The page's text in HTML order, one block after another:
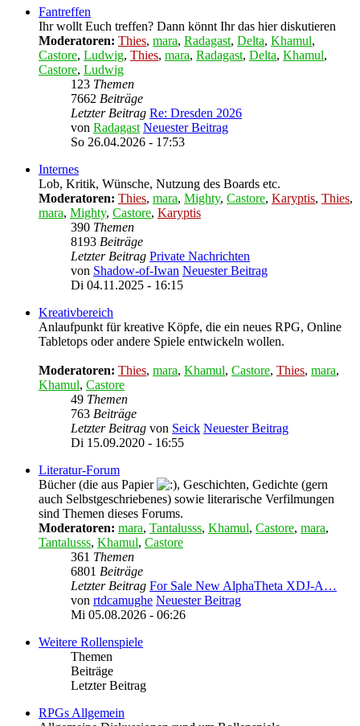
Fantreffen
Ihr wollt Euch treffen? Dann könnt Ihr das hier diskutieren
Moderatoren: Thies, mara, Radagast, Delta, Khamul,
Castore, Ludwig, Thies, mara, Radagast, Delta, Khamul,
Castore, Ludwig
123 Themen
7662 Beiträge
Letzter Beitrag Re: Dresden 2026
von Radagast Neuester Beitrag
So 26.04.2026 - 17:53
Internes
Lob, Kritik, Wünsche, Nutzung des Boards etc.
Moderatoren: Thies, mara, Mighty, Castore, Karyptis, Thies,
mara, Mighty, Castore, Karyptis
390 Themen
8193 Beiträge
Letzter Beitrag Private Nachrichten
von Shadow-of-Iwan Neuester Beitrag
Di 04.11.2025 - 16:15
Kreativbereich
Anlaufpunkt für kreative Köpfe, die ein neues RPG, Online
Tabletops oder andere Spiele entwickeln wollen.
Moderatoren: Thies, mara, Khamul, Castore, Thies, mara,
Khamul, Castore
49 Themen
763 Beiträge
Letzter Beitrag von Seick Neuester Beitrag
Di 15.09.2020 - 16:55
Literatur-Forum
Bücher (die aus Papier
, Geschichten, Gedichte (gern
auch Selbstgeschriebenes) sowie literarische Verfilmungen
sind Themen dieses Forums.
Moderatoren: mara, Tantalusss, Khamul, Castore, mara,
Tantalusss, Khamul, Castore
361 Themen
6801 Beiträge
Letzter Beitrag For Sale New AlphaTheta XDJ-A…
von rtdcamughe Neuester Beitrag
Mi 05.08.2026 - 06:26
Weitere Rollenspiele
Themen
Beiträge
Letzter Beitrag
RPGs Allgemein